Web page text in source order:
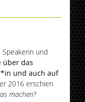
und
über das
und auch auf
2016 erschien
machen?